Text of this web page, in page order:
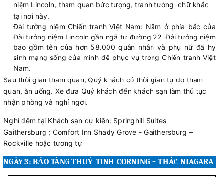
niệm Lincoln, tham quan bức tượng, tranh tường, chữ khắc
tại nơi này.
Đài tưởng niệm Chiến tranh Việt Nam: Nằm ở phía bắc của
Đài tưởng niệm Lincoln gần ngã tư đường 22. Đài tưởng niệm
bao gồm tên của hơn 58.000 quân nhân và phụ nữ đã hy
sinh mạng sống của mình để phục vụ trong Chiến tranh Việt
Nam.
Sau thời gian tham quan, Quý khách có thời gian tự do tham
quan, ăn uống. Xe đưa Quý khách đến khách sạn làm thủ tục
nhận phòng và nghỉ ngơi.
Nghỉ đêm tại Khách sạn dự kiến: Springhill Suites
Gaithersburg ; Comfort Inn Shady Grove - Gaithersburg –
Rockville hoặc tương tự
NGÀY 3: BẢO TÀNG THUỶ TINH CORNING – THÁC NIAGARA